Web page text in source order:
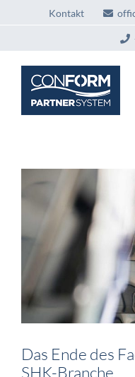
Inhalt
Kontakt
Das Ende
der
Das Ende des
SHK-Branche